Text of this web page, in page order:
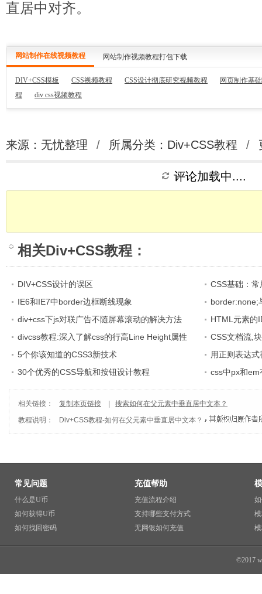
直居中对齐。
网站制作在线视频教程 网站制作视频教程打包下载
DIV+CSS模板 CSS视频教程 CSS设计彻底研究视频教程
网页制作基
程
div css视频教程
来源：无忧整理 / 所属分类： Div+CSS教程 /
评论加载中....
相关Div+CSS教程 ：
DIV+CSS设计的误区
CSS基础：
IE6和IE7中border边框断线现象
border:none;
div+css下js对联广告不随屏幕滚动的解决方法
HTML元素的
divcss教程:深入了解css的行高Line Height属性
CSS文档流,
5个你该知道的CSS3新技术
用正则表达
30个优秀的CSS导航和按钮设计教程
css中px和em
相关链接： 复制本页链接
搜索如何在父元素中垂直居中文本？
教程说明：
Div+CSS教程-如何在父元素中垂直居中文本？
常见问题
什么是U币
如何获得U币
如何找回密码
充值帮助
充值流程介绍
支持哪些支付方式
无网银如何充值
©2017